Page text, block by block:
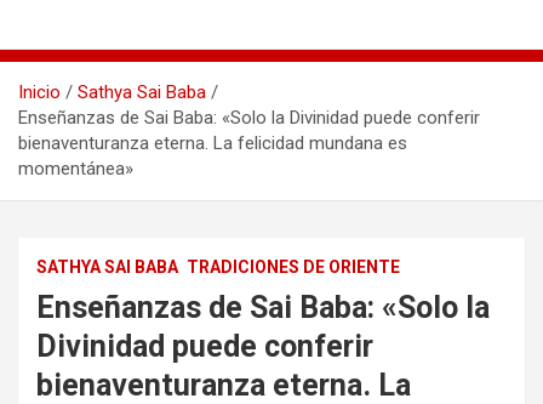
Inicio
Sathya Sai Baba
Enseñanzas de Sai Baba: «Solo la Divinidad puede conferir
bienaventuranza eterna. La felicidad mundana es
momentánea»
SATHYA SAI BABA TRADICIONES DE ORIENTE
Enseñanzas de Sai Baba: «Solo la
Divinidad puede conferir
bienaventuranza eterna. La